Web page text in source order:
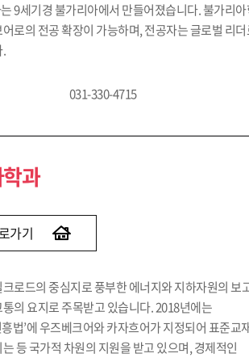
9세기경 불가리아에서 만들어졌습니다. 불가리
로의 전공 확장이 가능하며, 전공자는 글로벌 리
.
031-330-4715
과
가기
로드의 중심지로 풍부한 에너지와 지하자원의 보
의 요지로 주목받고 있습니다. 2018년에는
법’에 우즈베크어와 카자흐어가 지정되어 표준교
등 국가적 차원의 지원을 받고 있으며, 경제적인